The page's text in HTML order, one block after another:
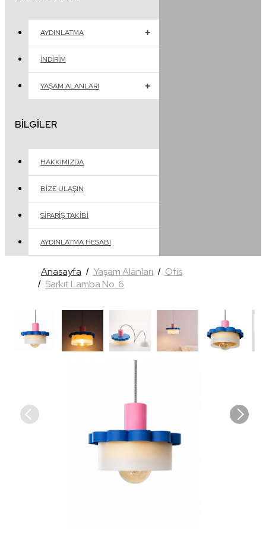
AYDINLATMA
İNDIRIM
YAŞAM ALANLARI
BILGILER
HAKKIMIZDA
BIZE ULAŞIN
SIPARIŞ TAKIBI
AYDINLATMA HESABI
Anasayfa Yaşam Alanları
Ofis
Sarkıt Lamba No. 6